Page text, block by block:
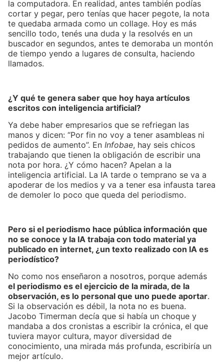
la computadora. En realidad, antes también podías
cortar y pegar, pero tenías que hacer pegote, la nota
te quedaba armada como un collage. Hoy es más
sencillo todo, tenés una duda y la resolvés en un
buscador en segundos, antes te demoraba un montón
de tiempo yendo a lugares de consulta, haciendo
llamados.
¿Y qué te genera saber que hoy haya artículos
escritos con inteligencia artificial?
Ya debe haber empresarios que se refriegan las
manos y dicen: “Por fin no voy a tener asambleas ni
pedidos de aumento”. En Infobae, hay seis chicos
trabajando que tienen la obligación de escribir una
nota por hora. ¿Y cómo hacen? Apelan a la
inteligencia artificial. La IA tarde o temprano se va a
apoderar de los medios y va a tener esa infausta tarea
de demoler lo poco que queda del periodismo.
Pero si el periodismo hace pública información que
no se conoce y la IA trabaja con todo material ya
publicado en internet, ¿un texto realizado con IA es
periodístico?
No como nos enseñaron a nosotros, porque además
el periodismo es el ejercicio de la mirada, de la
observación, es lo personal que uno puede aportar.
Si la observación es débil, la nota no es buena.
Jacobo Timerman decía que si había un choque y
mandaba a dos cronistas a escribir la crónica, el que
tuviera mayor cultura, mayor diversidad de
conocimiento, una mirada más profunda, escribiría un
mejor artículo.